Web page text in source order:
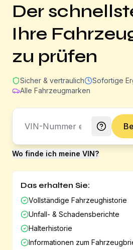
Der
Ihre
zu prüfen
Sicher & vertraulich
Sofortige
Alle Fahrzeugmarken
Wo finde ich meine VIN?
Das erhalten Sie:
Vollständige Fahrzeughistorie
Unfall- & Schadensberichte
Halterhistorie
Informationen zum